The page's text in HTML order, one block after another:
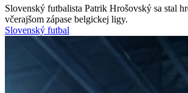
Slovenský futbalista Patrik Hrošovský sa stal
včerajšom zápase belgickej ligy.
Slovenský futbal